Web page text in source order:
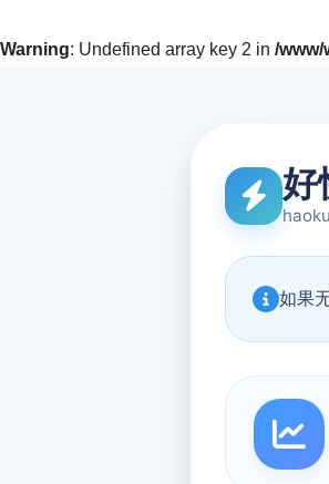
Warning: Undefined array key 2 in /